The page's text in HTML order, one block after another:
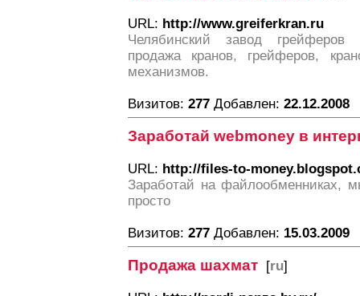
URL: http://www.greiferkran.ru
Челябинский завод грейферов
продажа кранов, грейферов,
механизмов.
Визитов: 277 Добавлен: 22.12.2008
Заработай webmoney в
URL: http://files-to-
Заработай на файлообменниках,
просто
Визитов: 277 Добавлен: 15.03.2009
Продажа шахмат [ru]